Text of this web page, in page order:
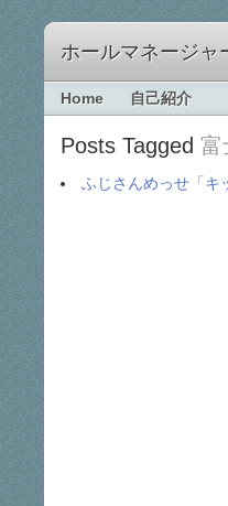
ホールマネージャ
Home 自己紹介
Posts Tagged 富
ふじさんめっせ「キ